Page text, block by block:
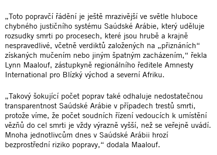
„Toto popravčí řádění je ještě mrazivější ve světle hluboce
chybného justičního systému Saúdské Arábie, který uděluje
rozsudky smrti po procesech, které jsou hrubě a krajně
nespravedlivé, včetně verdiktů založených na „přiznáních“
získaných mučením nebo jiným špatným zacházením,“ řekla
Lynn Maalouf, zástupkyně regionálního ředitele Amnesty
International pro Blízký východ a severní Afriku.
„Takový šokující počet poprav také odhaluje nedostatečnou
transparentnost Saúdské Arábie v případech trestů smrti,
protože víme, že počet soudních řízení vedoucích k umístění
vězňů do cel smrti je vždy výrazně vyšší, než se veřejně uvádí.
Mnoha jednotlivcům dnes v Saúdské Arábii hrozí
bezprostřední riziko popravy,“ dodala Maalouf.